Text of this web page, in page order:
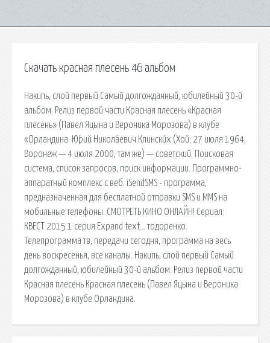
Скачать красная плесень 46 альбом
Накипь, слой первый Самый долгожданный, юбилейный 30-й
альбом. Релиз первой части Красная плесень «Красная
плесень» (Павел Яцына и Вероника Морозова) в клубе
«Орландина. Ю́рий Никола́евич Клински́х (Хой; 27 июля 1964,
Воронеж — 4 июля 2000, там же) — советский. Поисковая
сиcтема, список запросов, поиск информации. Программно-
аппаратный комплекс с веб. iSendSMS - программа,
предназначенная для бесплатной отправки SMS и MMS на
мобильные телефоны. СМОТРЕТЬ КИНО ОНЛАЙН! Сериал:
КВЕСТ 2015 1 серия Expand text… тодоренко.
Телепрограмма тв, передачи сегодня, программа на весь
день воскресенья, все каналы. Накипь, слой первый Самый
долгожданный, юбилейный 30-й альбом. Релиз первой части
Красная плесень Красная плесень (Павел Яцына и Вероника
Морозова) в клубе Орландина.